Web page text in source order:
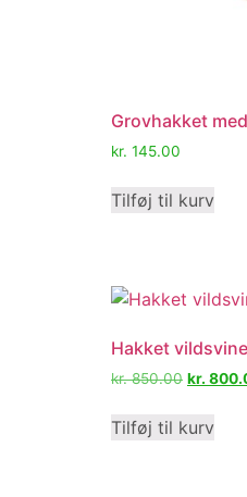
Grovhakket
kr. 145.00
Tilføj til kurv
Hakket
kr.850.00 kr.
Tilføj til kurv